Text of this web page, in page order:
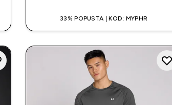
33% POPUSTA | KOD: MYPHR